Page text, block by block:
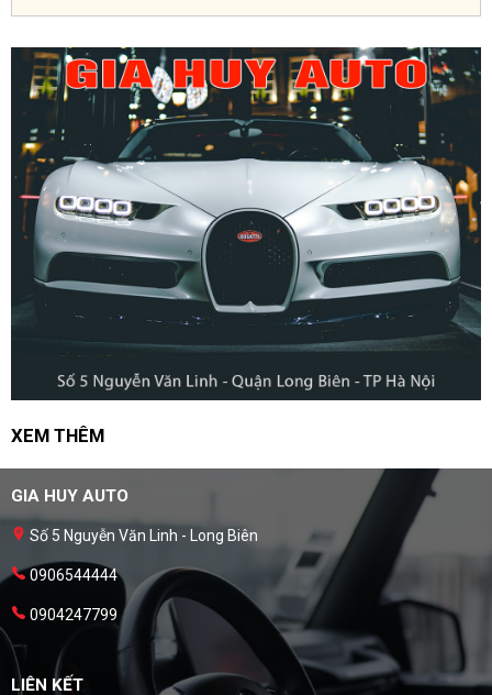
XEM THÊM
GIA HUY AUTO
Số 5 Nguyễn Văn Linh - Long Biên
0906544444
0904247799
LIÊN KẾT